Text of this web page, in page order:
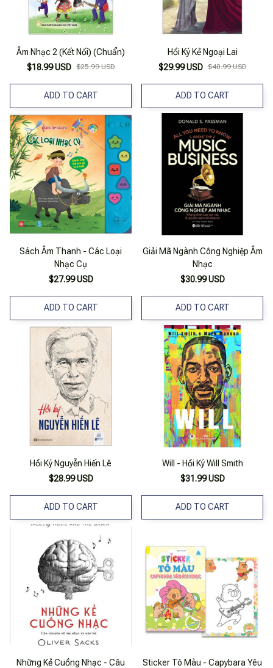
Âm Nhạc 2 (Kết Nối) (Chuẩn)
$18.99 USD $25.99 USD
ADD TO CART
Hồi Ký Kẻ Ngoại Lai
$29.99 USD $40.99 USD
ADD TO CART
Sách Âm Thanh - Các Loại
Nhạc Cụ
$27.99 USD
ADD TO CART
Giải Mã Ngành Công Nghiệp Âm
Nhạc
$30.99 USD
ADD TO CART
Hồi Ký Nguyễn Hiến Lê
$28.99 USD
ADD TO CART
Will - Hồi Ký Will Smith
$31.99 USD
ADD TO CART
Những Kẻ Cuồng Nhạc - Câu
Sticker Tô Màu - Capybara Yêu